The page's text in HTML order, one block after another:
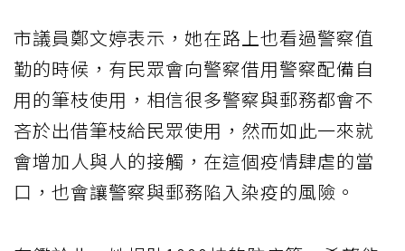
市議員鄭文婷表示，她在路上也看過警察值
勤的時候，有民眾會向警察借用警察配備自
用的筆枝使用，相信很多警察與郵務都會不
吝於出借筆枝給民眾使用，然而如此一來就
會增加人與人的接觸，在這個疫情肆虐的當
口，也會讓警察與郵務陷入染疫的風險。